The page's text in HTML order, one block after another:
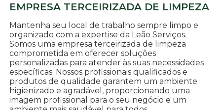
EMPRESA TERCEIRIZADA DE LIMPEZA
Mantenha seu local de trabalho sempre limpo e
organizado com a expertise da Leão Serviços.
Somos uma empresa terceirizada de limpeza
comprometida em oferecer soluções
personalizadas para atender às suas necessidades
específicas. Nossos profissionais qualificados e
produtos de qualidade garantem um ambiente
higienizado e agradável, proporcionando uma
imagem profissional para o seu negócio e um